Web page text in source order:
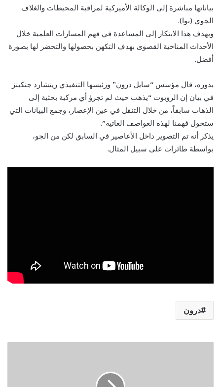
بياناتها مباشرة إلى الوكالة الأميركية لمراقبة المحيطات والغلاف
الجوي (نوا).
ويهدف هذا الابتكار إلى المساعدة في فهم المسارات العلمية خلال
الأحداث المناخية القصوى بهدف التكهن بحصولها والتحضر لها بصورة
أفضل.
بدوره، قال مؤسس “سايل درون” ورئيسها التنفيذي ريتشارد جنكينز
في بيان إن الروبوت “يذهب حيث لم تجرؤ أي مركبة بحثية إلى
الذهاب سابقاً، من خلال التنقل في عين الإعصار، وجمع البيانات التي
ستحول فهمنا لهذه العواصف العاتية”.
يذكر أنه تم التصوير داخل الأعاصير في السابق لكن من الجو،
بواسطة طائرات على سبيل المثال.
درون